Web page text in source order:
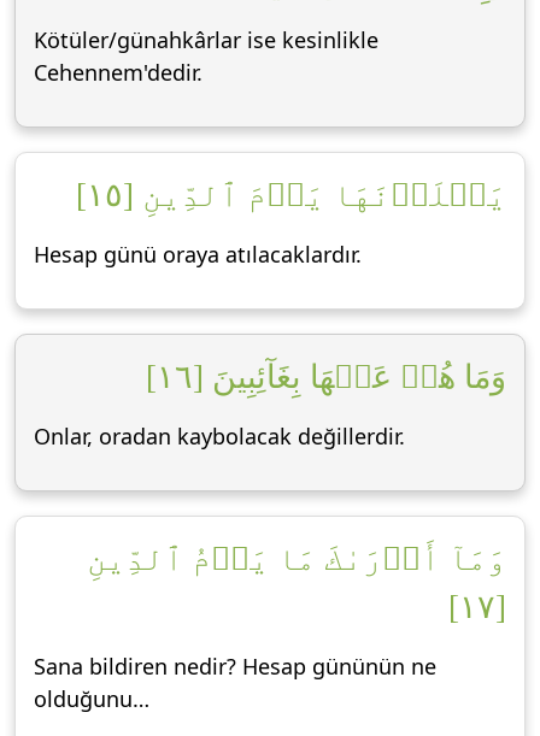
Kötüler/günahkârlar ise kesinlikle
Cehennem'dedir.
يَصۡلَوۡنَهَا يَوۡمَ ٱلدِّينِ [١٥]
Hesap günü oraya atılacaklardır.
وَمَا هُمۡ عَنۡهَا بِغَآئِبِينَ [١٦]
Onlar, oradan kaybolacak değillerdir.
وَمَآ أَدۡرَىٰكَ مَا يَوۡمُ ٱلدِّينِ
[١٧]
Sana bildiren nedir? Hesap gününün ne
olduğunu…